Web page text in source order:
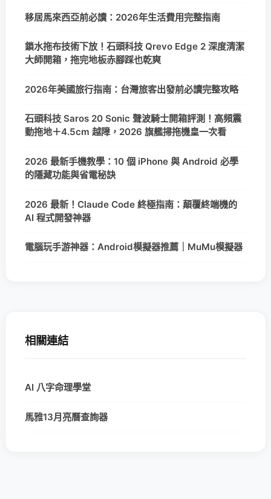
移居馬來西亞前必讀：2026年生活費用完整指南
鎖水拖布技術下放！石頭科技 Qrevo Edge 2 深度清潔
大師開箱，拖完地板赤腳踩也乾爽
2026年美國旅行指南：台灣旅客出發前必讀完整攻略
石頭科技 Saros 20 Sonic 聲波騎士開箱評測！高頻震
動拖地＋4.5cm 越障，2026 旗艦掃拖機皇一次看
2026 最新手機教學：10 個 iPhone 與 Android 必學
的隱藏功能與省電秘訣
2026 最新！Claude Code 終極指南：顛覆終端機的
AI 程式開發神器
電腦玩手游神器：Android模擬器推薦｜MuMu模擬器
相關連結
AI 八字命理學堂
馬雅13月亮曆查詢器